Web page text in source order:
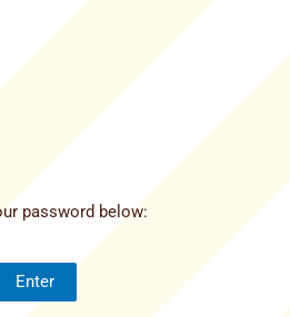
password below: